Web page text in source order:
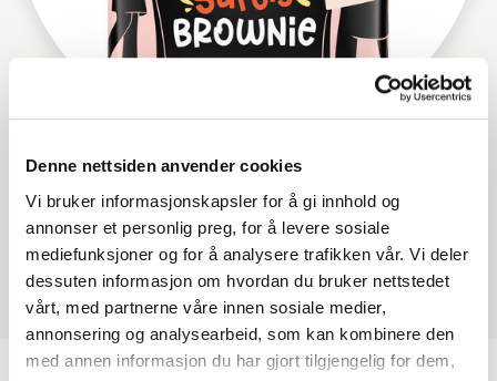
Denne nettsiden anvender cookies
Vi bruker informasjonskapsler for å gi innhold og
annonser et personlig preg, for å levere sosiale
mediefunksjoner og for å analysere trafikken vår. Vi deler
dessuten informasjon om hvordan du bruker nettstedet
vårt, med partnerne våre innen sosiale medier,
annonsering og analysearbeid, som kan kombinere den
med annen informasjon du har gjort tilgjengelig for dem,
Norgesmøllene Saftig brownie